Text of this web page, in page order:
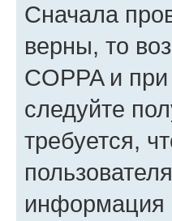
Сначала
верны, то
COPPA и
следуйте
требуется,
информация